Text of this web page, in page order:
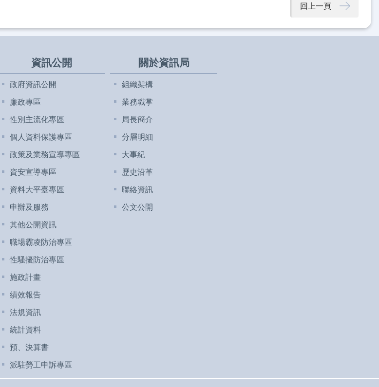
回上一頁
資訊公開
政府資訊公開
廉政專區
性別主流化專區
個人資料保護專區
政策及業務宣導專區
資安宣導專區
資料大平臺專區
申辦及服務
其他公開資訊
職場霸凌防治專區
性騷擾防治專區
施政計畫
績效報告
法規資訊
統計資料
預、決算書
派駐勞工申訴專區
關於資訊局
組織架構
業務職掌
局長簡介
分層明細
大事紀
歷史沿革
聯絡資訊
公文公開